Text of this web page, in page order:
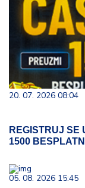
20. 07. 2026 08:04
REGISTRUJ SE
1500
05. 08. 2026 15:45